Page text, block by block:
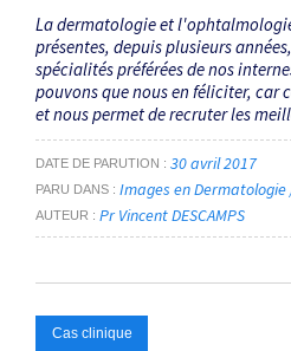
La dermatologie et
présentes, depuis plusieurs
spécialités préférées de nos
pouvons que nous en féliciter, car
et nous permet de recruter les
DATE DE PARUTION 30 avril 2017
PARU DANS Images en Dermatologie
AUTEUR Pr Vincent DESCAMPS
Cas clinique